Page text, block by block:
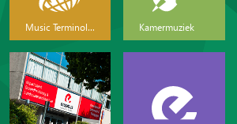
Music Terminology Kamermuziek